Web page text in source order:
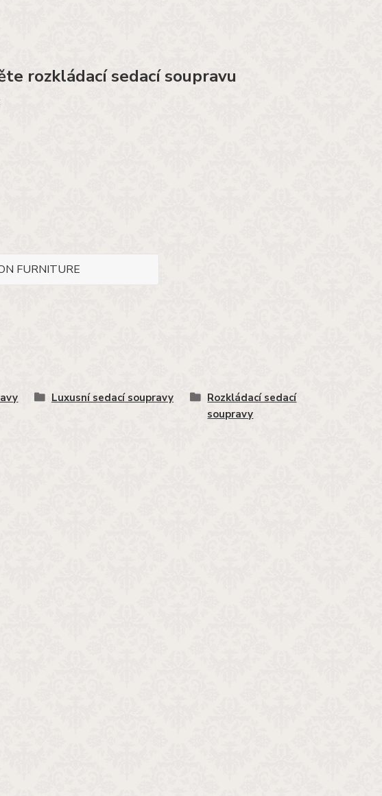
rozkládací sedací soupravu
FURNITURE
Luxusní sedací soupravy
Rozkládací sedací
soupravy